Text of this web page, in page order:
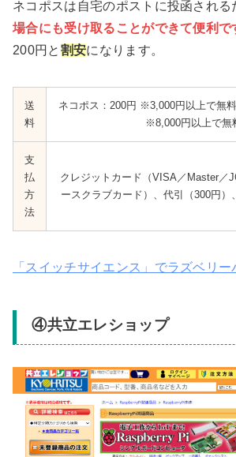
ネコポスは 自宅のポストに投函される
場合にも受け取ることができて便利で
200円 と 割安になります。
送
料
ネコポス：200円 ※3,000円以上で無料
※8,000円以上で無
支
払
方
法
クレジットカード（VISA／Master／
ースクラブカード）、代引（300円）
「スイッチサイエンス」でラズベリー
④共立エレショップ